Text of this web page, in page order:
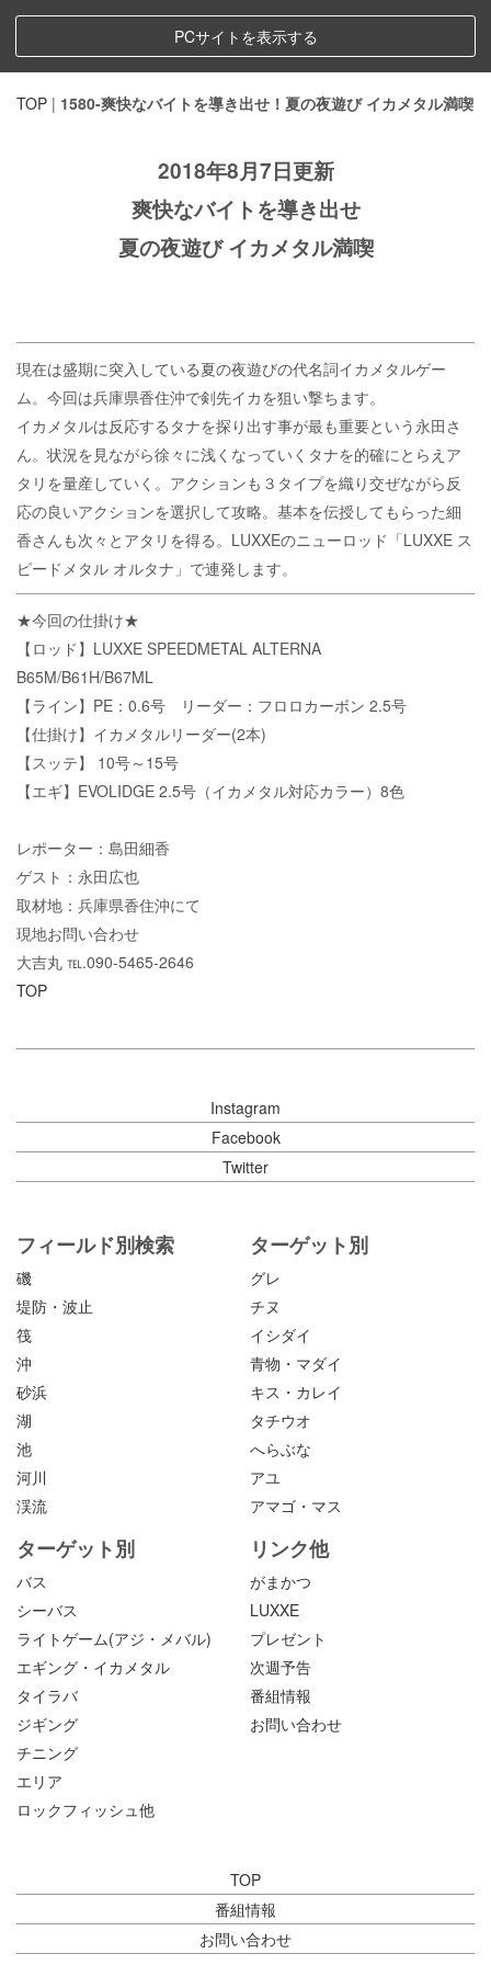
PCサイトを表示する
TOP | 1580-爽快なバイトを導き出せ！夏の夜遊び イカメタル満喫
2018年8月7日更新
爽快なバイトを導き出せ
夏の夜遊び イカメタル満喫
現在は盛期に突入している夏の夜遊びの代名詞イカメタルゲー
ム。今回は兵庫県香住沖で剣先イカを狙い撃ちます。
イカメタルは反応するタナを探り出す事が最も重要という永田さ
ん。状況を見ながら徐々に浅くなっていくタナを的確にとらえア
タリを量産していく。アクションも３タイプを織り交ぜながら反
応の良いアクションを選択して攻略。基本を伝授してもらった細
香さんも次々とアタリを得る。LUXXEのニューロッド「LUXXE ス
ピードメタル オルタナ」で連発します。
★今回の仕掛け★
【ロッド】LUXXE SPEEDMETAL ALTERNA
B65M/B61H/B67ML
【ライン】PE：0.6号 リーダー：フロロカーボン 2.5号
【仕掛け】イカメタルリーダー(2本)
【スッテ】 10号～15号
【エギ】EVOLIDGE 2.5号（イカメタル対応カラー）8色
レポーター：島田細香
ゲスト：永田広也
取材地：兵庫県香住沖にて
現地お問い合わせ
大吉丸 ℡.090-5465-2646
TOP
Instagram
Facebook
Twitter
フィールド別検索
磯
堤防・波止
筏
沖
砂浜
湖
池
河川
渓流
ターゲット別
グレ
チヌ
イシダイ
青物・マダイ
キス・カレイ
タチウオ
へらぶな
アユ
アマゴ・マス
ターゲット別
バス
シーバス
ライトゲーム(アジ・メバル)
エギング・イカメタル
タイラバ
ジギング
チニング
エリア
ロックフィッシュ他
リンク他
がまかつ
LUXXE
プレゼント
次週予告
番組情報
お問い合わせ
TOP
番組情報
お問い合わせ